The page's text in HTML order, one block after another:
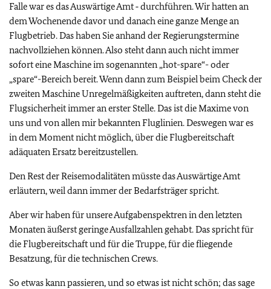
Falle war es das Auswärtige Amt ‑ durchführen. Wir hatten an
dem Wochenende davor und danach eine ganze Menge an
Flugbetrieb. Das haben Sie anhand der Regierungstermine
nachvollziehen können. Also steht dann auch nicht immer
sofort eine Maschine im sogenannten „hot-spare“- oder
„spare“-Bereich bereit. Wenn dann zum Beispiel beim Check der
zweiten Maschine Unregelmäßigkeiten auftreten, dann steht die
Flugsicherheit immer an erster Stelle. Das ist die Maxime von
uns und von allen mir bekannten Fluglinien. Deswegen war es
in dem Moment nicht möglich, über die Flugbereitschaft
adäquaten Ersatz bereitzustellen.
Den Rest der Reisemodalitäten müsste das Auswärtige Amt
erläutern, weil dann immer der Bedarfsträger spricht.
Aber wir haben für unsere Aufgabenspektren in den letzten
Monaten äußerst geringe Ausfallzahlen gehabt. Das spricht für
die Flugbereitschaft und für die Truppe, für die fliegende
Besatzung, für die technischen Crews.
So etwas kann passieren, und so etwas ist nicht schön; das sage